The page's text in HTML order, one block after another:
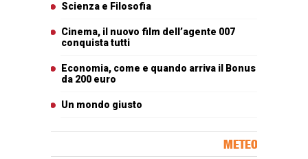
Scienza e Filosofia
Cinema, il nuovo film dell’agente 007
conquista tutti
Economia, come e quando arriva il Bonus
da 200 euro
Un mondo giusto
METEO